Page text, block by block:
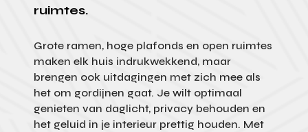
ruimtes.
Grote ramen, hoge plafonds en open ruimtes
maken elk huis indrukwekkend, maar
brengen ook uitdagingen met zich mee als
het om gordijnen gaat. Je wilt optimaal
genieten van daglicht, privacy behouden en
het geluid in je interieur prettig houden. Met